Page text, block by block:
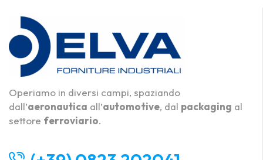
Operiamo in diversi campi, spaziando
dall’aeronautica all’automotive, dal packaging al
settore ferroviario.